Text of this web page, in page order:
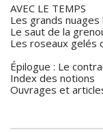
AVEC LE TEMPS
Les grands
Le saut de la
Les roseaux gelés
Épilogue : Le
Index des notions
Ouvrages et